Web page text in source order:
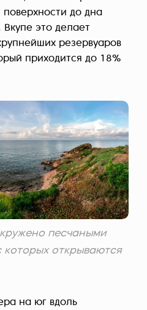
поверхности до дна
это делает
резервуаров
приходится до 18%
песчаными
открываются
на юг вдоль